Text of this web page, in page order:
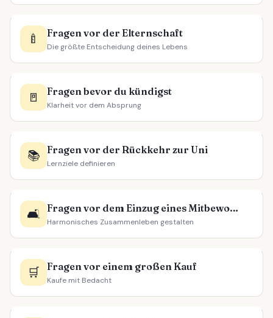
🍼 Fragen vor der Elternschaft
Die größte Entscheidung deines Lebens
🚪 Fragen bevor du kündigst
Klarheit vor dem Absprung
📚 Fragen vor der Rückkehr zur Uni
Lernziele definieren
🛋️ Fragen vor dem Einzug eines Mitbewohners
Harmonisches Zusammenleben gestalten
🛒 Fragen vor einem großen Kauf
Kaufe mit Bedacht